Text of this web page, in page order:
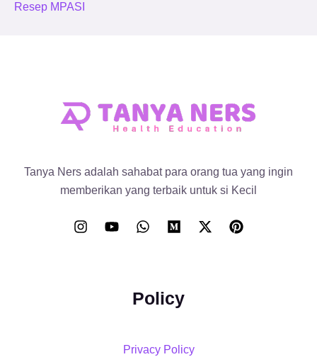
Resep MPASI
Tanya Ners adalah sahabat para orang tua yang ingin
memberikan yang terbaik untuk si Kecil
Policy
Privacy Policy